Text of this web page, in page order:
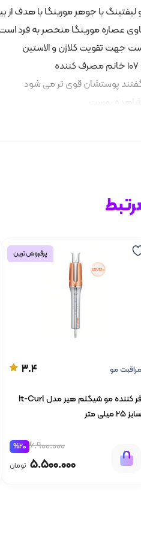
با جوهر مورینگا با هدف
جهت تقویت کلاژن و الاستین
پوست
روشن تر و جوان تر
پیدایش آثار جدید پیری می شود
می دهد
پرفروش‌ترین
مراقبت مو 3.4
فر کننده مو شیگلم هیر مدل It-Curl
سایز 25 میلی متر
6.900.000
%20
5.500.000 تومان